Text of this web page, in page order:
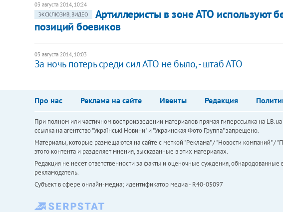
03 августа 2014, 10:24
ЭКСКЛЮЗИВ, ВИДЕО
Артиллеристы в зоне АТО используют
позиций боевиков
03 августа 2014, 10:03
За ночь потерь среди сил АТО не было, - штаб АТО
Про нас Реклама на сайте Ивенты Редакция
При полном или частичном воспроизведении материалов прямая гиперссылка на
ссылка на агентство "Українськi Новини" и "Украинская Фото Группа" запрещено.
Материалы, которые размещаются на сайте с меткой "Реклама" / "Новости компаний" /
этого контента и разделяет мнения, высказанные в этих материалах.
Редакция не несет ответственности за факты и оценочные суждения,
рекламодатель.
Субъект в сфере онлайн-медиа; идентификатор медиа - R40-05097